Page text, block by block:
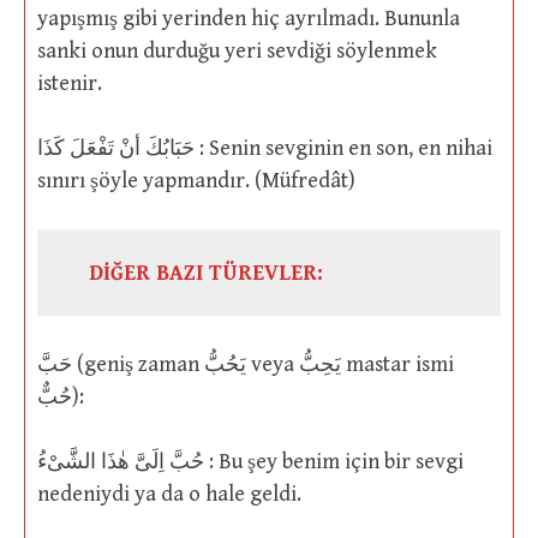
yapışmış gibi yerinden hiç ayrılmadı. Bununla
sanki onun durduğu yeri sevdiği söylenmek
istenir.
حَبَابُكَ أنْ تَفْعَلَ كَذَا : Senin sevginin en son, en nihai
sınırı şöyle yapmandır. (Müfredât)
DİĞER BAZI TÜREVLER:
حَبَّ (geniş zaman يَحُبُّ veya يَحِبُّ mastar ismi
حُبٌّ):
حُبَّ اِلَىَّ هٰذَا الشَّىْءُ : Bu şey benim için bir sevgi
nedeniydi ya da o hale geldi.